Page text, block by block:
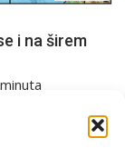
i na širem